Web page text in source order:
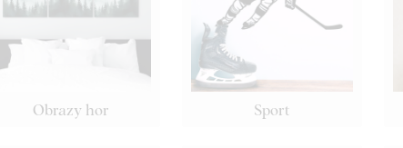
Obrazy hor Sport